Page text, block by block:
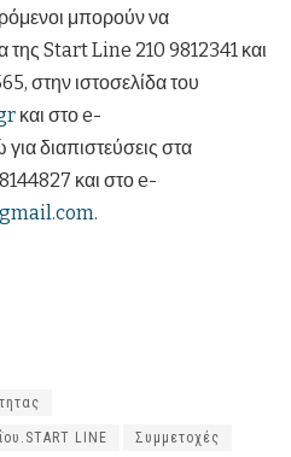
μπορούν να
της Start Line 210 9812341 και
στην ιστοσελίδα του
και στο e-
για διαπιστεύσεις στα
και στο e-
.
LINE Συμμετοχές